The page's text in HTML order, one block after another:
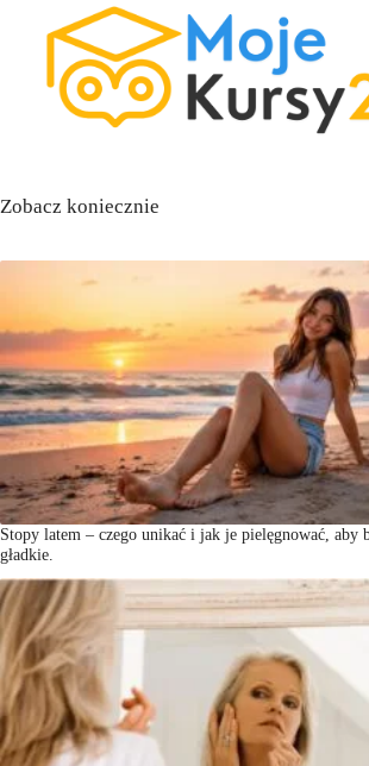
Zobacz koniecznie
Stopy latem – czego unikać i jak je pielęgnować, aby
gładkie.